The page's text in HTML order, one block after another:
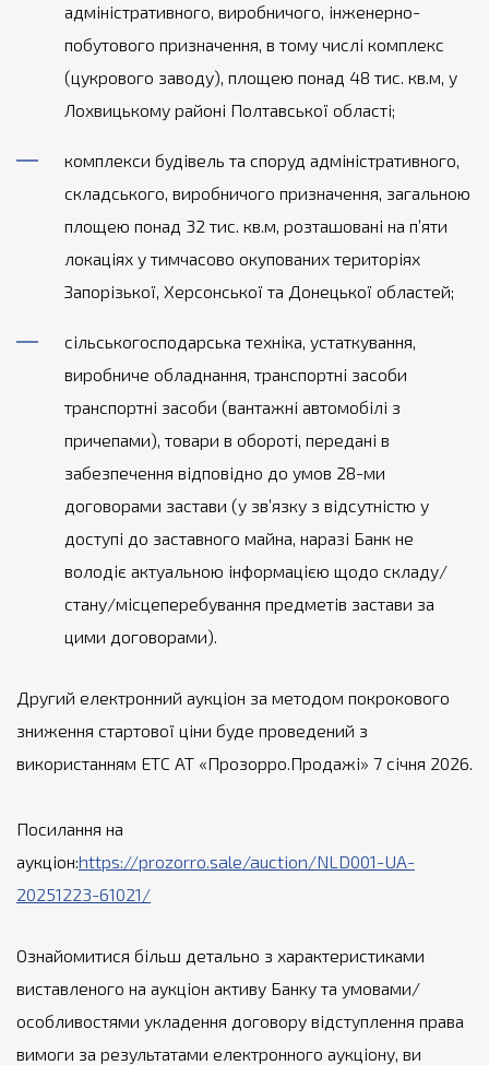
адміністративного, виробничого, інженерно-
побутового призначення, в тому числі комплекс
(цукрового заводу), площею понад 48 тис. кв.м, у
Лохвицькому районі Полтавської області;
комплекси будівель та споруд адміністративного,
складського, виробничого призначення, загальною
площею понад 32 тис. кв.м, розташовані на п’яти
локаціях у тимчасово окупованих територіях
Запорізької, Херсонської та Донецької областей;
сільськогосподарська техніка, устаткування,
виробниче обладнання, транспортні засоби
транспортні засоби (вантажні автомобілі з
причепами), товари в обороті, передані в
забезпечення відповідно до умов 28-ми
договорами застави (у зв’язку з відсутністю у
доступі до заставного майна, наразі Банк не
володіє актуальною інформацією щодо складу/
стану/місцеперебування предметів застави за
цими договорами).
Другий електронний аукціон за методом покрокового
зниження стартової ціни буде проведений з
використанням ЕТС АТ «Прозорро.Продажі» 7 січня 2026.
Посилання на
аукціон:https://prozorro.sale/auction/NLD001-UA-
20251223-61021/
Ознайомитися більш детально з характеристиками
виставленого на аукціон активу Банку та умовами/
особливостями укладення договору відступлення права
вимоги за результатами електронного аукціону, ви